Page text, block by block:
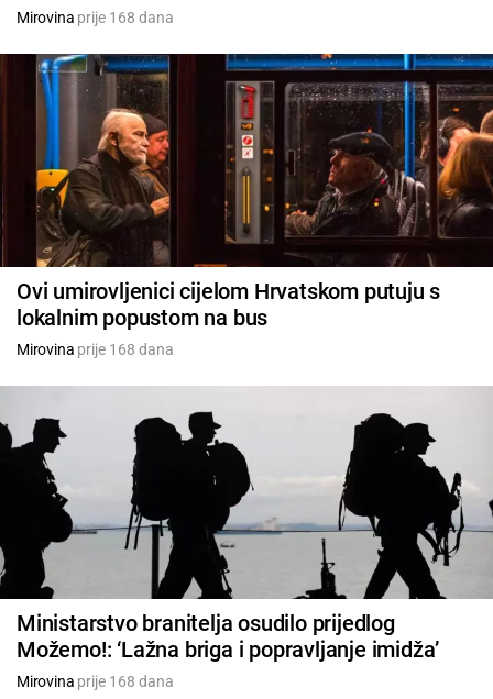
Mirovina prije 168 dana
Ovi umirovljenici cijelom Hrvatskom putuju s
lokalnim popustom na bus
Mirovina prije 168 dana
Ministarstvo branitelja osudilo prijedlog
Možemo!: ‘Lažna briga i popravljanje imidža’
Mirovina prije 168 dana